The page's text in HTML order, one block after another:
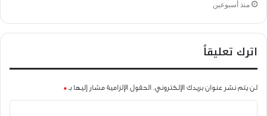
منذ أسبوعين
اترك تعليقاً
لن يتم نشر عنوان بريدك الإلكتروني. الحقول الإلزامية مشار إليها بـ*